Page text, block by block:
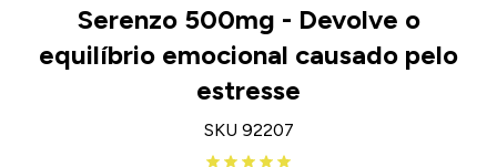
Serenzo 500mg - Devolve o
equilíbrio emocional causado pelo
estresse
SKU 92207